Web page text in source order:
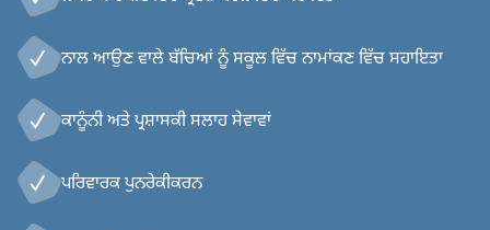
ਨਾਲ ਆਉਣ ਵਾਲੇ ਬੱਚਿਆਂ ਨੂੰ ਸਕੂਲ ਵਿੱਚ ਨਾਮਾਂਕਣ ਵਿੱਚ ਸਹਾਇਤਾ
ਕਾਨੂੰਨੀ ਅਤੇ ਪ੍ਰਸ਼ਾਸਕੀ ਸਲਾਹ ਸੇਵਾਵਾਂ
ਪਰਿਵਾਰਕ ਪੁਨਰੇਕੀਕਰਨ